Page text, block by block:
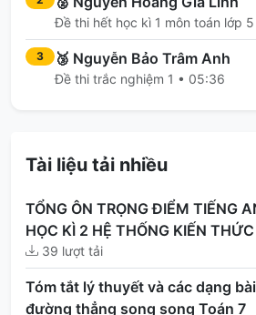
Đề thi hết học kì 1 môn toán lớp
3 🥉 Nguyễn Bảo Trâm Anh
Đề thi trắc nghiệm 1 • 05:36
Tài liệu tải nhiều
TỔNG ÔN TRỌNG ĐIỂM TIẾNG
HỌC KÌ 2 HỆ THỐNG KIẾN
39 lượt tải
Tóm tắt lý thuyết và các dạng
đường thẳng song song Toán 7